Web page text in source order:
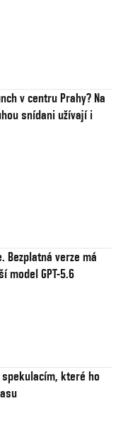
v centru Prahy? Na
snídani užívají i
Bezplatná verze má
model GPT-5.6
které ho